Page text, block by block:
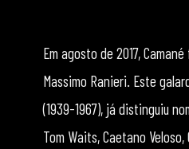
Em agosto de 2017,
Massimo Ranieri. Este
(1939-1967), já distinguiu
Tom Waits, Caetano